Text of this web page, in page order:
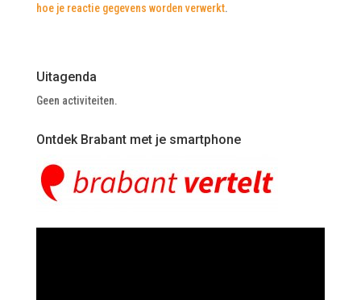
hoe je reactie gegevens worden verwerkt.
Uitagenda
Geen activiteiten.
Ontdek Brabant met je smartphone